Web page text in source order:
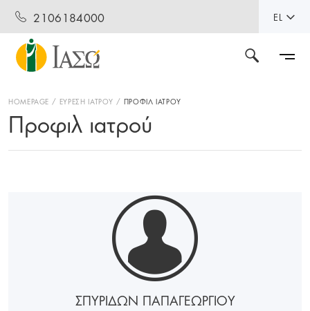
2106184000 EL
HOMEPAGE ΕΥΡΕΣΗ ΙΑΤΡΟΥ ΠΡΟΦΙΛ ΙΑΤΡΟΥ
Προφιλ ιατρού
ΣΠΥΡΙΔΩΝ ΠΑΠΑΓΕΩΡΓΙΟΥ